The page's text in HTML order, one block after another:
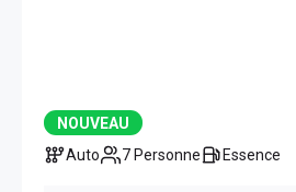
NOUVEAU
Auto
7 Personne Essence